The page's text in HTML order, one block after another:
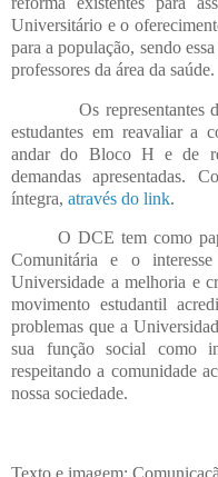
Universitário e o
para a população, sendo
professores da área da saúde.
Os representantes
estudantes em reavaliar a
andar do Bloco H e de
demandas apresentadas.
íntegra, através do link.
O DCE tem como
Comunitária e o
Universidade a melhoria e
movimento estudantil
problemas que a
sua função social como
respeitando a comunidade
nossa sociedade.
Texto e imagem: